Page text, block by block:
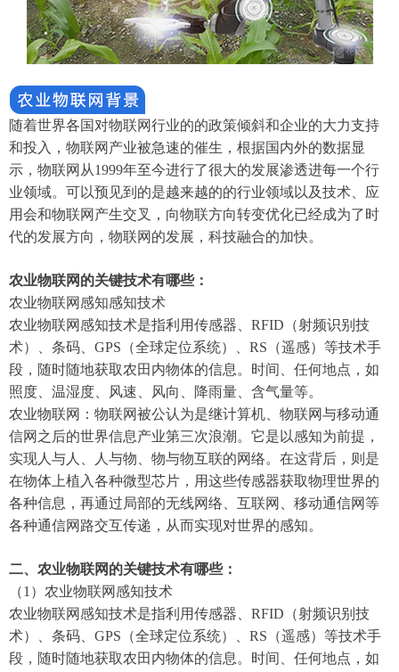
随着世界各国对物联网行业的的政策倾斜和企业的大力支持
和投入，物联网产业被急速的催生，根据国内外的数据显
示，物联网从1999年至今进行了很大的发展渗透进每一个行
业领域。可以预见到的是越来越的的行业领域以及技术、应
用会和物联网产生交叉，向物联方向转变优化已经成为了时
代的发展方向，物联网的发展，科技融合的加快。
农业物联网的关键技术有哪些：
农业物联网感知感知技术
农业物联网感知技术是指利用传感器、RFID（射频识别技
术）、条码、GPS（全球定位系统）、RS（遥感）等技术手
段，随时随地获取农田内物体的信息。时间、任何地点，如
照度、温湿度、风速、风向、降雨量、含气量等。
农业物联网：物联网被公认为是继计算机、物联网与移动通
信网之后的世界信息产业第三次浪潮。它是以感知为前提，
实现人与人、人与物、物与物互联的网络。在这背后，则是
在物体上植入各种微型芯片，用这些传感器获取物理世界的
各种信息，再通过局部的无线网络、互联网、移动通信网等
各种通信网路交互传递，从而实现对世界的感知。
二、 农业物联网的关键技术有哪些：
（1）农业物联网感知技术
农业物联网感知技术是指利用传感器、RFID（射频识别技
术）、条码、GPS（全球定位系统）、RS（遥感）等技术手
段，随时随地获取农田内物体的信息。时间、任何地点，如